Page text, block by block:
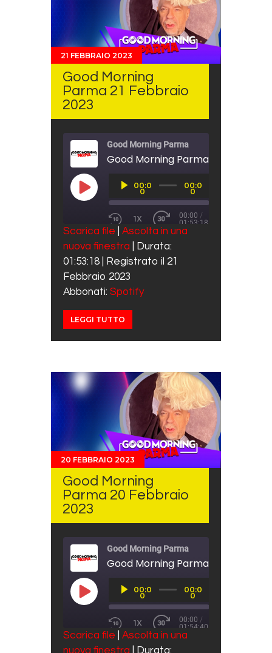
21 FEBBRAIO 2023
Good Morning
Parma 21 Febbraio
2023
Good Morning Parma
Good Morning Parma 21 Febbraio
PLAY EPISODE
Player00:0
0
00:0
0
REWIND 10 SECONDS
1X
FAST FORWARD 30
00:00 /
01:53:18
SUBSCRIBE SHARE
Spotify
RSS FEED
SHARE
LINK
EMBED
Scarica file
Ascolta in una
nuova finestra
Durata:
01:53:18
Registrato il 21
Febbraio 2023
Abbonati: Spotify
LEGGI TUTTO
20 FEBBRAIO 2023
Good Morning
Parma 20 Febbraio
2023
Good Morning Parma
Good Morning Parma 20 Febbraio
PLAY EPISODE
Player00:0
0
00:0
0
REWIND 10 SECONDS
1X
FAST FORWARD 30
00:00 /
01:54:40
SUBSCRIBE SHARE
Scarica file
Ascolta in una
nuova finestra
Durata: